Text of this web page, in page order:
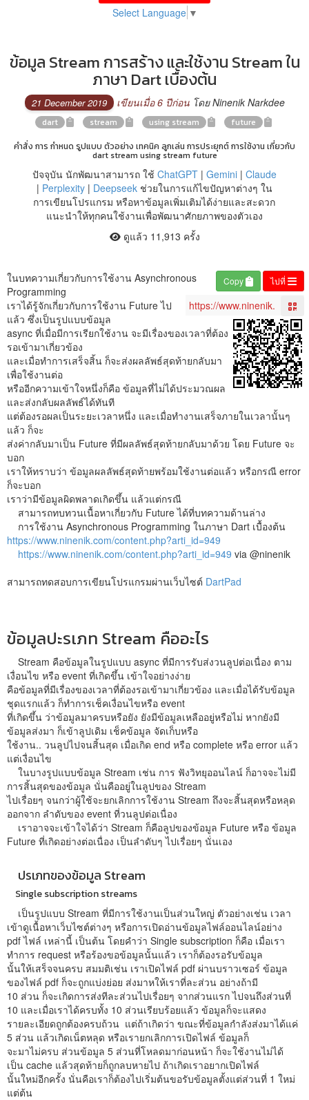
Select Language ▼
ข้อมูล Stream การสร้าง และใช้งาน Stream ใน
ภาษา Dart เบื้องต้น
21 December 2019 เขียนเมื่อ 6 ปีก่อนโดย Ninenik Narkdee
dart stream using stream
future
คำสั่ง การ กำหนด รูปแบบ ตัวอย่าง เทคนิค ลูกเล่น การประยุกต์ การใช้งาน เกี่ยวกับ
dart stream using stream future
ปัจจุบัน นักพัฒนาสามารถ ใช้ ChatGPT| Gemini| Claude
| Perplexity| Deepseekช่วยในการแก้ไขปัญหาต่างๆ ใน
การเขียนโปรแกรม หรือหาข้อมูลเพิ่มเติมได้ง่ายและสะดวก
แนะนำให้ทุกคนใช้งานเพื่อพัฒนาศักยภาพของตัวเอง
ดูแล้ว 11,913 ครั้ง
ไปที่
Copy
ในบทความเกี่ยวกับการใช้งาน Asynchronous
Programming
เราได้รู้จักเกี่ยวกับการใช้งาน Future ไป
แล้ว ซึ่งเป็นรูปแบบข้อมูล
async ที่เมื่อมีการเรียกใช้งาน จะมีเรื่องของเวลาที่ต้อง
รอเข้ามาเกี่ยวข้อง
และเมื่อทำการเสร็จสิ้น ก็จะส่งผลลัพธ์สุดท้ายกลับมา
เพื่อใช้งานต่อ
หรืออีกความเข้าใจหนึ่งก็คือ ข้อมูลที่ไม่ได้ประมวณผล
และส่งกลับผลลัพธ์ได้ทันที
แต่ต้องรอผลเป็นระยะเวลาหนึ่ง และเมื่อทำงานเสร็จภายในเวลานั้นๆ
แล้ว ก็จะ
ส่งค่ากลับมาเป็น Future ที่มีผลลัพธ์สุดท้ายกลับมาด้วย โดย Future จะ
บอก
เราให้ทราบว่า ข้อมูลผลลัพธ์สุดท้ายพร้อมใช้งานต่อแล้ว หรือกรณี error
ก็จะบอก
เราว่ามีข้อมูลผิดพลาดเกิดขึ้น แล้วแต่กรณี
สามารถทบทวนเนื้อหาเกี่ยวกับ Future ได้ที่บทความด้านล่าง
การใช้งาน Asynchronous Programming ในภาษา Dart เบื้องต้น
https://www.ninenik.com/content.php?arti_id=949
https://www.ninenik.com/content.php?arti_id=949 via @ninenik
สามารถทดสอบการเขียนโปรแกรมผ่านเว็บไซต์ DartPad
ข้อมูลปะรเภท Stream คืออะไร
Stream คือข้อมูลในรูปแบบ async ที่มีการรับส่งวนลูปต่อเนื่อง ตาม
เงื่อนไข หรือ event ที่เกิดขึ้น เข้าใจอย่างง่าย
คือข้อมูลที่มีเรื่องของเวลาที่ต้องรอเข้ามาเกี่ยวข้อง และเมื่อได้รับข้อมูล
ชุดแรกแล้ว ก็ทำการเช็คเงื่อนไขหรือ event
ที่เกิดขึ้น ว่าข้อมูลมาครบหรือยัง ยังมีข้อมูลเหลืออยู่หรือไม่ หากยังมี
ข้อมูลส่งมา ก็เข้าลูปเดิม เช็คข้อมูล จัดเก็บหรือ
ใช้งาน.. วนลูปไปจนสิ้นสุด เมื่อเกิด end หรือ complete หรือ error แล้ว
แต่เงื่อนไข
ในบางรูปแบบข้อมูล Stream เช่น การ ฟังวิทยุออนไลน์ ก็อาจจะไม่มี
การสิ้นสุดของข้อมูล นั่นคืออยู่ในลูปของ Stream
ไปเรื่อยๆ จนกว่าผู้ใช้จะยกเลิกการใช้งาน Stream ถึงจะสิ้นสุดหรือหลุด
ออกจาก ลำดับของ event ที่วนลูปต่อเนื่อง
เราอาจจะเข้าใจได้ว่า Stream ก็คือลูปของข้อมูล Future หรือ ข้อมูล
Future ที่เกิดอย่างต่อเนื่อง เป็นลำดับๆ ไปเรื่อยๆ นั่นเอง
ปรเภทของข้อมูล Stream
Single subscription streams
เป็นรูปแบบ Stream ที่มีการใช้งานเป็นส่วนใหญ่ ตัวอย่างเช่น เวลา
เข้าดูเนื้อหาเว็บไซต์ต่างๆ หรือการเปิดอ่านข้อมูลไฟล์ออนไลน์อย่าง
pdf ไฟล์ เหล่านี้ เป็นต้น โดยคำว่า Single subscription ก็คือ เมื่อเรา
ทำการ request หรือร้องขอข้อมูลนั้นแล้ว เราก็ต้องรอรับข้อมูล
นั้นให้เสร็จจนครบ สมมติเช่น เราเปิดไฟล์ pdf ผ่านบราวเซอร์ ข้อมูล
ของไฟล์ pdf ก็จะถูกแบ่งย่อย ส่งมาหให้เราที่ละส่วน อย่างถ้ามี
10 ส่วน ก็จะเกิดการส่งทีละส่วนไปเรื่อยๆ จากส่วนแรก ไปจนถึงส่วนที่
10 และเมื่อเราได้ครบทั้ง 10 ส่วนเรียบร้อยแล้ว ข้อมูลก็จะแสดง
รายละเอียดถูกต้องครบถ้วน แต่ถ้าเกิดว่า ขณะที่ข้อมูลกำลังส่งมาได้แค่
5 ส่วน แล้วเกิดเน็ตหลุด หรือเรายกเลิกการเปิดไฟล์ ข้อมูลก็
จะมาไม่ครบ ส่วนข้อมูล 5 ส่วนที่โหลดมาก่อนหน้า ก็จะใช้งานไม่ได้
เป็น cache แล้วสุดท้ายก็ถูกลบหายไป ถ้าเกิดเราอยากเปิดไฟล์
นั้นใหม่อีกครั้ง นั่นคือเราก็ต้องไปเริ่มต้นขอรับข้อมูลตั้งแต่ส่วนที่ 1 ใหม่
แต่ต้น